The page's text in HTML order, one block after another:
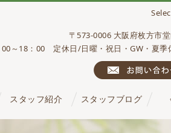
〒573-0006 大阪府枚方市
～18：00 定休日/日曜・祝日・GW・夏季
スタッフ紹介 スタッフブログ